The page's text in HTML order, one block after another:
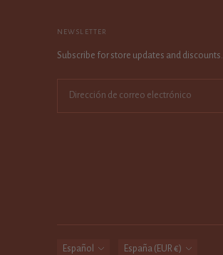
NEWSLETTER
Subscribe for store updates and discounts.
idioma
Español moneda
España (EUR €)